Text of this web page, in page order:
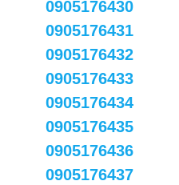
0905176430
0905176431
0905176432
0905176433
0905176434
0905176435
0905176436
0905176437